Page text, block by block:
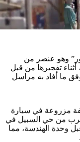
وهو عنصر من
للفرقة 15 في الجيش، أثناء تفجيرها من قبل
ما أفاد به مراسل
مزروعة في سيارة
من حي السبيل في
وحدة الهندسة، مما